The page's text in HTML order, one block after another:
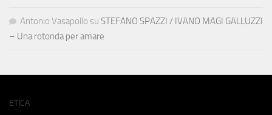
Antonio Vasapollo su STEFANO SPAZZI / IVANO MAGI GALLUZZI
– Una rotonda per amare
ETICA